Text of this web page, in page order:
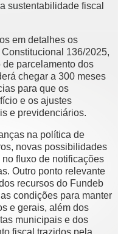
sustentabilidade fiscal
em detalhes os
136/2025,
parcelamento dos
chegar a 300 meses
para que os
e os ajustes
e previdenciários.
na política de
novas possibilidades
fluxo de notificações
Outro ponto relevante
recursos do Fundeb
condições para manter
e gerais, além dos
municipais e dos
fiscal trazidos pela